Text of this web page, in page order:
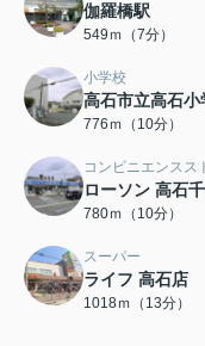
伽羅橋駅
549ｍ（7分）
小学校
高石市立高石小
776ｍ（10分）
コンビニエンスス
ローソン 高石
780ｍ（10分）
スーパー
ライフ 高石店
1018ｍ（13分）